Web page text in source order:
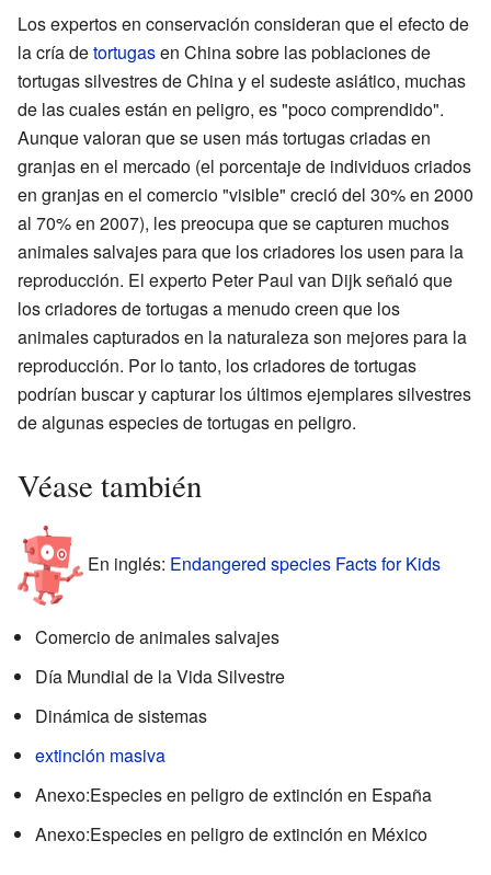
Los expertos en conservación consideran que el efecto de
la cría detortugasen China sobre las poblaciones de
tortugas silvestres de China y el sudeste asiático, muchas
de las cuales están en peligro, es "poco comprendido".
Aunque valoran que se usen más tortugas criadas en
granjas en el mercado (el porcentaje de individuos criados
en granjas en el comercio "visible" creció del 30% en 2000
al 70% en 2007), les preocupa que se capturen muchos
animales salvajes para que los criadores los usen para la
reproducción. El experto Peter Paul van Dijk señaló que
los criadores de tortugas a menudo creen que los
animales capturados en la naturaleza son mejores para la
reproducción. Por lo tanto, los criadores de tortugas
podrían buscar y capturar los últimos ejemplares silvestres
de algunas especies de tortugas en peligro.
Véase también
En inglés: Endangered species Facts for Kids
Comercio de animales salvajes
Día Mundial de la Vida Silvestre
Dinámica de sistemas
extinción masiva
Anexo:Especies en peligro de extinción en España
Anexo:Especies en peligro de extinción en México